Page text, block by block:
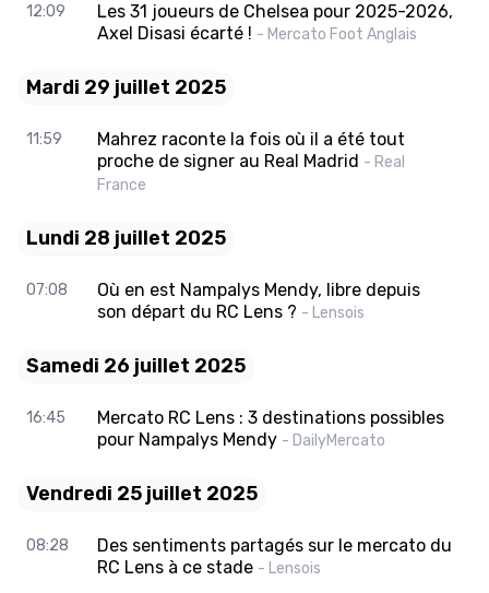
12:09
Les 31 joueurs de Chelsea pour 2025-2026,
Axel Disasi écarté ! - Mercato Foot Anglais
Mardi 29 juillet 2025
11:59
Mahrez raconte la fois où il a été tout
proche de signer au Real Madrid - Real
France
Lundi 28 juillet 2025
07:08
Où en est Nampalys Mendy, libre depuis
son départ du RC Lens ? - Lensois
Samedi 26 juillet 2025
16:45
Mercato RC Lens : 3 destinations possibles
pour Nampalys Mendy - DailyMercato
Vendredi 25 juillet 2025
08:28
Des sentiments partagés sur le mercato du
RC Lens à ce stade - Lensois